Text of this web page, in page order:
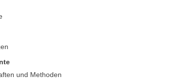
und Methoden